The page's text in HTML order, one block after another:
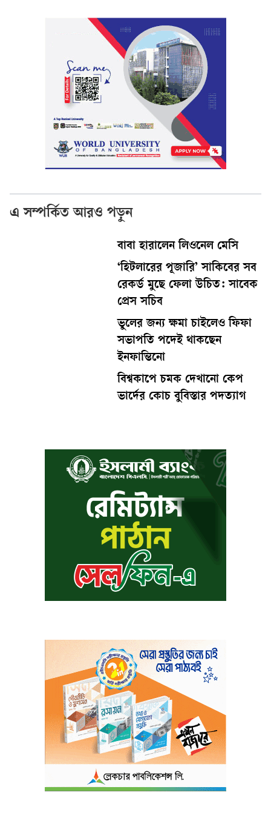
এ সম্পর্কিত আরও পড়ুন
বাবা হারালেন লিওনেল মেসি
‘হিটলারের পূজারি’ সাকিবের সব
রেকর্ড মুছে ফেলা উচিত: সাবেক
প্রেস সচিব
ভুলের জন্য ক্ষমা চাইলেও ফিফা
সভাপতি পদেই থাকছেন
ইনফান্তিনো
বিশ্বকাপে চমক দেখানো কেপ
ভার্দের কোচ বুবিস্তার পদত্যাগ